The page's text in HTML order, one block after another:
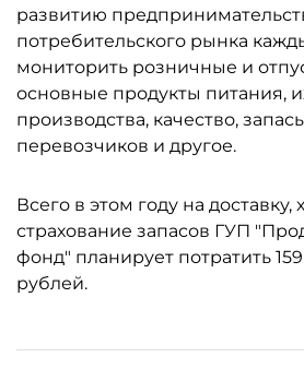
развитию
потребительского рынка
мониторить розничные и
основные продукты питания,
производства, качество,
перевозчиков и другое.
Всего в этом году на доставку,
страхование запасов ГУП
фонд" планирует потратить
рублей.